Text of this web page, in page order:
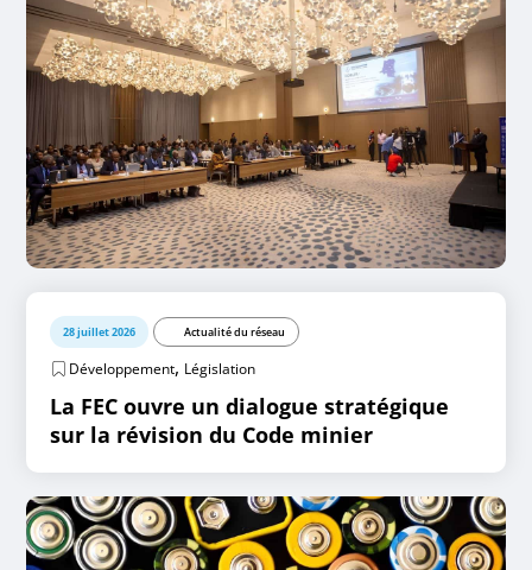
28 juillet 2026 Actualité du réseau
Développement, Législation
La FEC ouvre un dialogue stratégique
sur la révision du Code minier